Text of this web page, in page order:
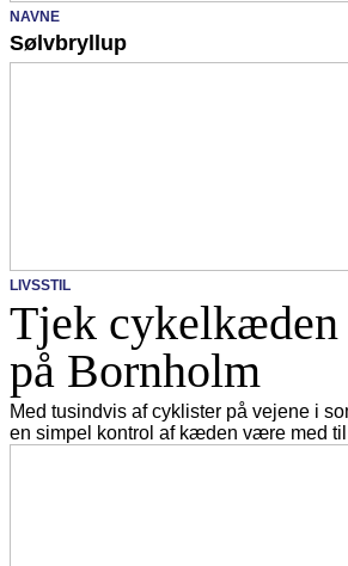
NAVNE
Sølvbryllup
LIVSSTIL
Tjek cykelkæden
på Bornholm
Med tusindvis af cyklister på vejene i
en simpel kontrol af kæden være med